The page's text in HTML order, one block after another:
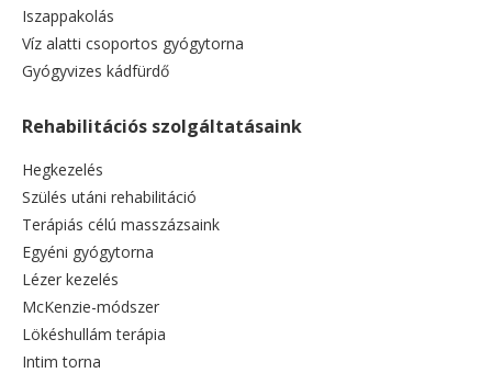
Iszappakolás
Víz alatti csoportos gyógytorna
Gyógyvizes kádfürdő
Rehabilitációs szolgáltatásaink
Hegkezelés
Szülés utáni rehabilitáció
Terápiás célú masszázsaink
Egyéni gyógytorna
Lézer kezelés
McKenzie-módszer
Lökéshullám terápia
Intim torna